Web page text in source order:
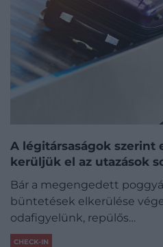
A légitársaságok szerint
kerüljük el az utazások
Bár a megengedett
büntetések elkerülése
odafigyelünk, repülős…
CHECK-IN